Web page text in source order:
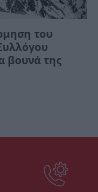
του
βουνά της